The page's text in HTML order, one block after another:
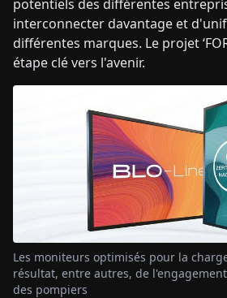
potentiels des différentes
interconnecter davantage et
différentes marques. Le projet
étape clé vers l'avenir.
Les moniteurs optimisés pour la
résultat, entre autres, de
des pompiers